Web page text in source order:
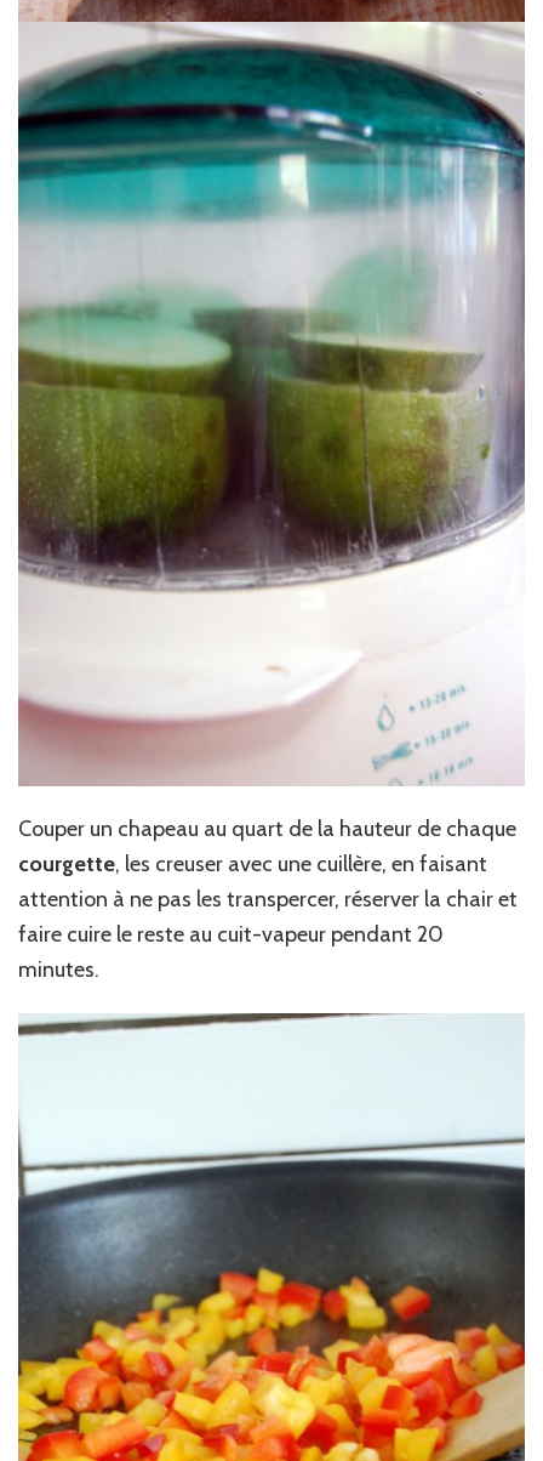
Couper un chapeau au quart de la hauteur de chaque
courgette, les creuser avec une cuillère, en faisant
attention à ne pas les transpercer, réserver la chair et
faire cuire le reste au cuit-vapeur pendant 20
minutes.